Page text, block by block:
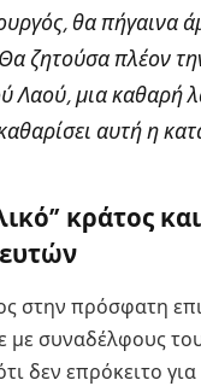
θα πήγαινα
ζητούσα πλέον
Λαού, μια καθαρή
αυτή η
κράτος
στην πρόσφατη
με συναδέλφους
δεν επρόκειτο